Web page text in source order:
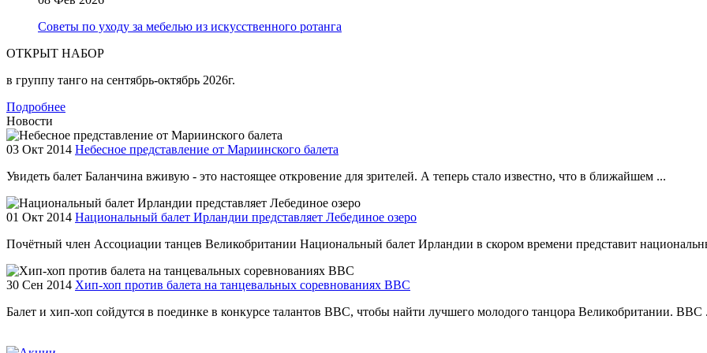
Советы по уходу за мебелью из искусственного ротанга
ОТКРЫТ НАБОР
в группу танго на сентябрь-октябрь 2026г.
Подробнее
Новости
03 Окт 2014 Небесное представление от Мариинского балета
Увидеть балет Баланчина вживую - это настоящее откровение для зрителей. А теперь стало известно, что в ближайшем ...
01 Окт 2014 Национальный балет Ирландии представляет Лебединое озеро
Почётный член Ассоциации танцев Великобритании Национальный балет Ирландии в скором времени представит
30 Сен 2014 Хип-хоп против балета на танцевальных соревнованиях ВВС
Балет и хип-хоп сойдутся в поединке в конкурсе талантов BBC, чтобы найти лучшего молодого танцора Великобритании. BBC